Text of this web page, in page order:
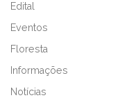
T
E
:
Edital
Eventos
Floresta
Informações
Notícias